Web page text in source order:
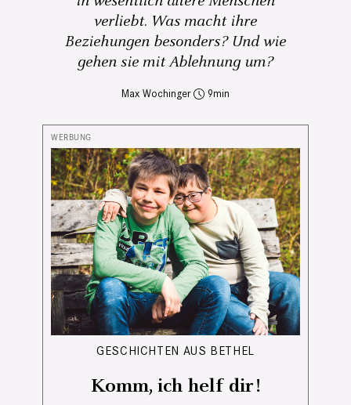
verliebt. Was macht ihre
Beziehungen besonders? Und wie
gehen sie mit Ablehnung um?
Max Wochinger 9
GESCHICHTEN AUS BETHEL
Komm, ich helf dir!